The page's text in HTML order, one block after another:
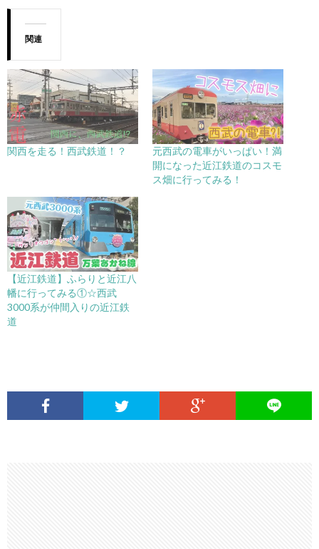
関連
関西を走る！西武鉄道！？
元西武の電車がいっぱい！満
開になった近江鉄道のコスモ
ス畑に行ってみる！
【近江鉄道】ふらりと近江八
幡に行ってみる①☆西武
3000系が仲間入りの近江鉄
道